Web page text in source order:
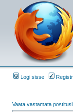
Logi sisse
Vaata vastamata postitusi